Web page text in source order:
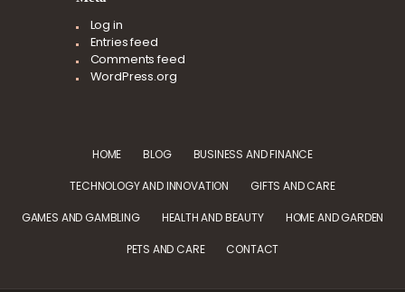
Log in
Entries feed
Comments feed
WordPress.org
HOME BLOG BUSINESS AND FINANCE
TECHNOLOGY AND INNOVATION GIFTS AND CARE
GAMES AND GAMBLING HEALTH AND BEAUTY HOME AND GARDEN
PETS AND CARE CONTACT